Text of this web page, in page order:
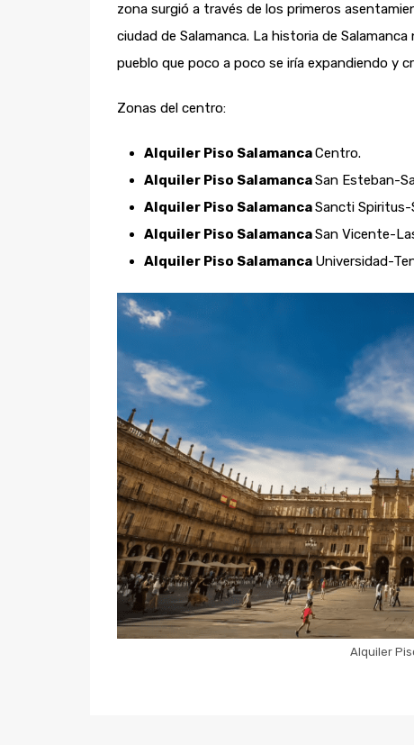
zona surgió a través de los primeros
ciudad de Salamanca. La historia de
pueblo que poco a poco se iría expandiendo y
Zonas del centro:
Alquiler Piso SalamancaCentro.
Alquiler Piso SalamancaSan Esteban-
Alquiler Piso SalamancaSancti Spiritus-
Alquiler Piso SalamancaSan Vicente-
Alquiler Piso Salamanca Universidad-
Alquiler